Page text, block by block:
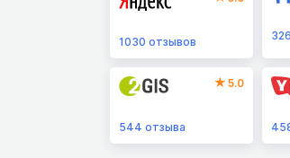
1030 отзывов 326
5.0
544 отзыва